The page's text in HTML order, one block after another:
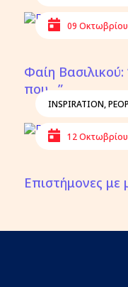
09
Φαίη
που…”
INSPIRATION,
12
Επιστήμονες με